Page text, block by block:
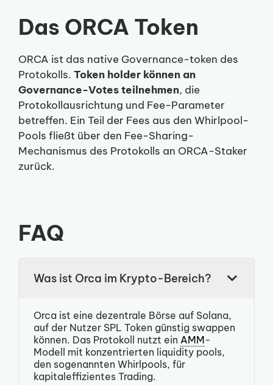
Das ORCA Token
ORCA ist das native Governance-token des
Protokolls. Token holder können an
Governance-Votes teilnehmen, die
Protokollausrichtung und Fee-Parameter
betreffen. Ein Teil der Fees aus den Whirlpool-
Pools fließt über den Fee-Sharing-
Mechanismus des Protokolls an ORCA-Staker
zurück.
FAQ
Was ist Orca im Krypto-Bereich?
Orca ist eine dezentrale Börse auf Solana,
auf der Nutzer SPL Token günstig swappen
können. Das Protokoll nutzt ein AMM-
Modell mit konzentrierten liquidity pools,
den sogenannten Whirlpools, für
kapitaleffizientes Trading.